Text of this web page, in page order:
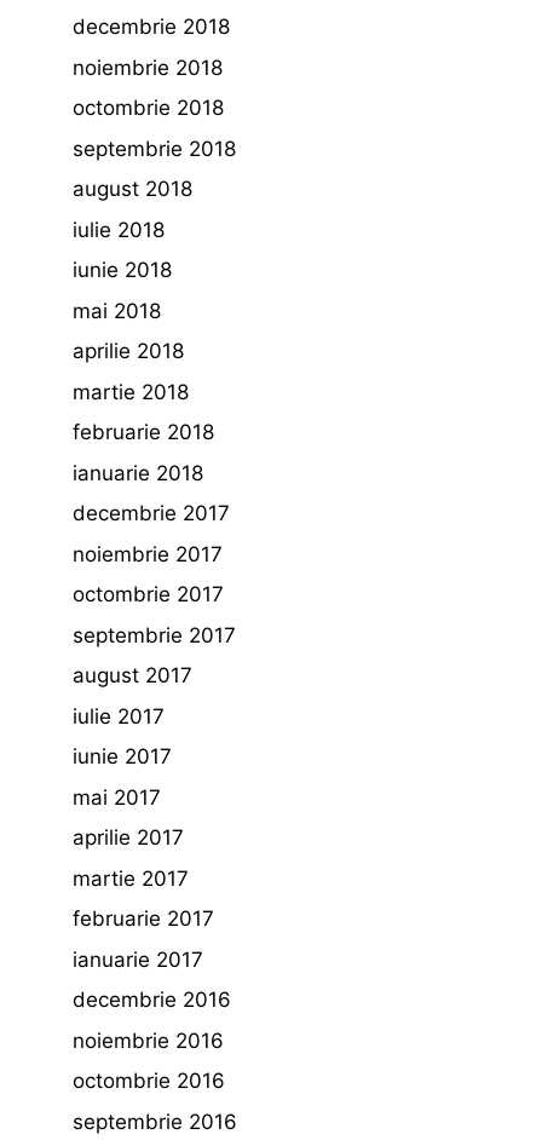
decembrie 2018
noiembrie 2018
octombrie 2018
septembrie 2018
august 2018
iulie 2018
iunie 2018
mai 2018
aprilie 2018
martie 2018
februarie 2018
ianuarie 2018
decembrie 2017
noiembrie 2017
octombrie 2017
septembrie 2017
august 2017
iulie 2017
iunie 2017
mai 2017
aprilie 2017
martie 2017
februarie 2017
ianuarie 2017
decembrie 2016
noiembrie 2016
octombrie 2016
septembrie 2016